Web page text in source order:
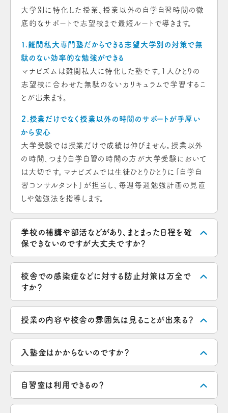
大学別に特化した授業、授業以外の自学自習時間の徹
底的なサポートで志望校まで最短ルートで導きます。
１.難関私大専門塾だからできる志望大学別の対策で無
駄のない効率的な勉強ができる
マナビズムは難関私大に特化した塾です。1人ひとりの
志望校に合わせた無駄のないカリキュラムで学習するこ
とが出来ます。
２.授業だけでなく授業以外の時間のサポートが手厚い
から安心
大学受験では授業だけで成績は伸びません。授業以外
の時間、つまり自学自習の時間の方が大学受験において
は大切です。マナビズムでは生徒ひとりひとりに「自学自
習コンサルタント」が担当し、毎週毎週勉強計画の見直
しや勉強法を指導します。
学校の補講や部活などがあり、まとまった日程を確
保できないのですが大丈夫ですか？
校舎での感染症などに対する防止対策は万全で
すか？
授業の内容や校舎の雰囲気は見ることが出来る？
入塾金はかからないのですか？
自習室は利用できるの？